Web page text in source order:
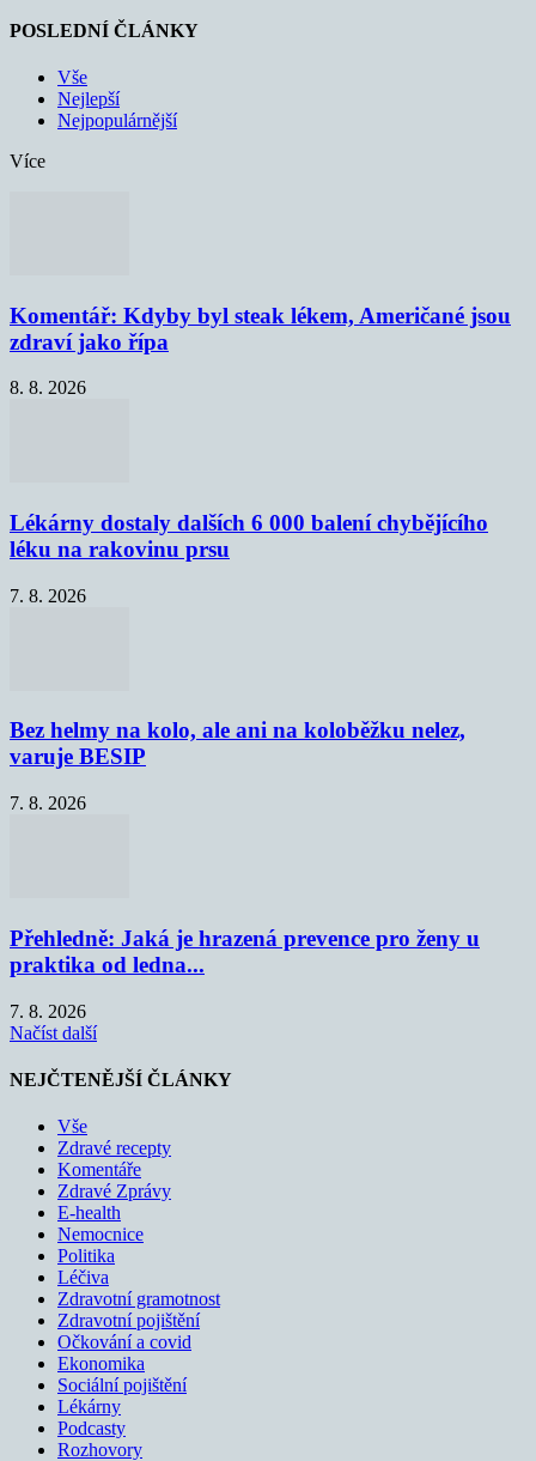
POSLEDNÍ ČLÁNKY
Vše
Nejlepší
Nejpopulárnější
Více
Komentář: Kdyby byl steak lékem, Američané jsou
zdraví jako řípa
8. 8. 2026
Lékárny dostaly dalších 6 000 balení chybějícího
léku na rakovinu prsu
7. 8. 2026
Bez helmy na kolo, ale ani na koloběžku nelez,
varuje BESIP
7. 8. 2026
Přehledně: Jaká je hrazená prevence pro ženy u
praktika od ledna...
7. 8. 2026
Načíst další
NEJČTENĚJŠÍ ČLÁNKY
Vše
Zdravé recepty
Komentáře
Zdravé Zprávy
E-health
Nemocnice
Politika
Léčiva
Zdravotní gramotnost
Zdravotní pojištění
Očkování a covid
Ekonomika
Sociální pojištění
Lékárny
Podcasty
Rozhovory